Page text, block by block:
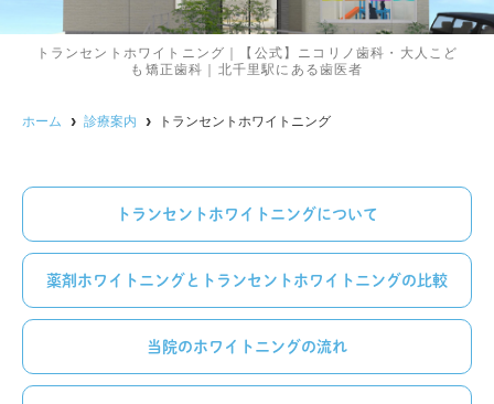
トランセントホワイトニング｜【公式】ニコリノ歯科・大人こど
も矯正歯科｜北千里駅にある歯医者
ホーム 診療案内 トランセントホワイトニング
トランセントホワイトニングについて
薬剤ホワイトニングとトランセントホワイトニングの比較
当院のホワイトニングの流れ